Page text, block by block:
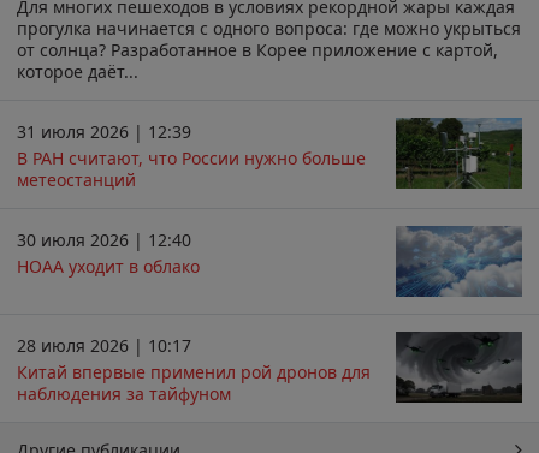
Для многих пешеходов в условиях рекордной жары каждая
прогулка начинается с одного вопроса: где можно укрыться
от солнца? Разработанное в Корее приложение с картой,
которое даёт...
31 июля 2026 | 12:39
В РАН считают, что России нужно больше
метеостанций
30 июля 2026 | 12:40
НОАА уходит в облако
28 июля 2026 | 10:17
Китай впервые применил рой дронов для
наблюдения за тайфуном